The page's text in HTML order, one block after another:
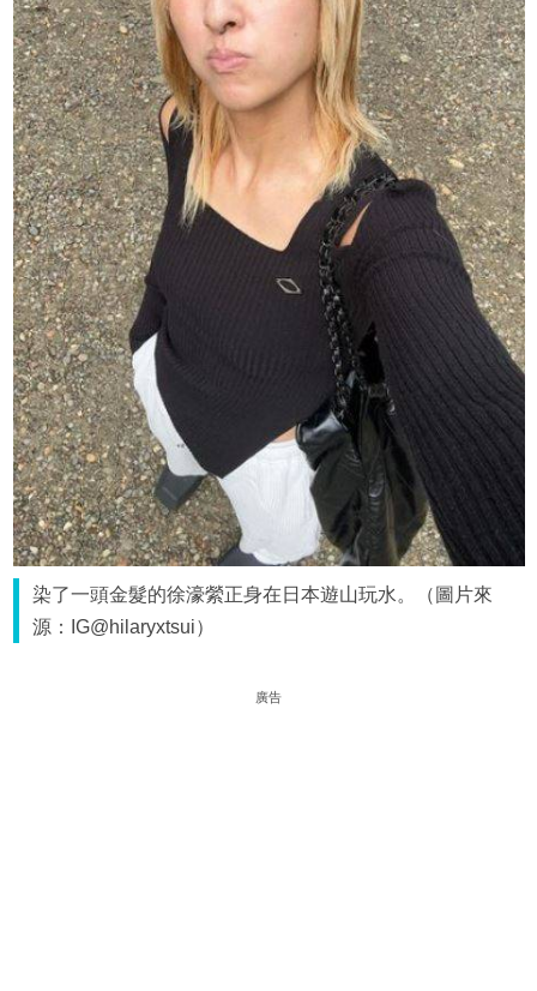
染了一頭金髮的徐濠縈正身在日本遊山玩水。（圖片來
源：IG@hilaryxtsui）
廣告